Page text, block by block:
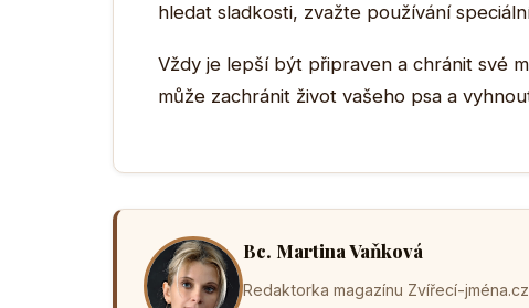
hledat sladkosti, zvažte používání
Vždy je lepší být připraven a chránit své
může zachránit život vašeho psa a
Bc. Martina Vaňková
Redaktorka magazínu Zvířecí-